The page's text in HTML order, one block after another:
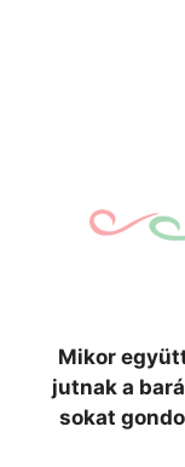
Mikor
jutnak a
sokat